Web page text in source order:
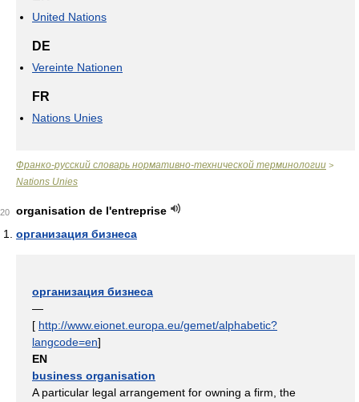
United Nations
DE
Vereinte Nationen
FR
Nations Unies
Франко-русский словарь нормативно-технической терминологии >
Nations Unies
20
organisation de l'entreprise
организация бизнеса
организация бизнеса
—
[ http://www.eionet.europa.eu/gemet/alphabetic?
langcode=en]
EN
business organisation
A particular legal arrangement for owning a firm, the